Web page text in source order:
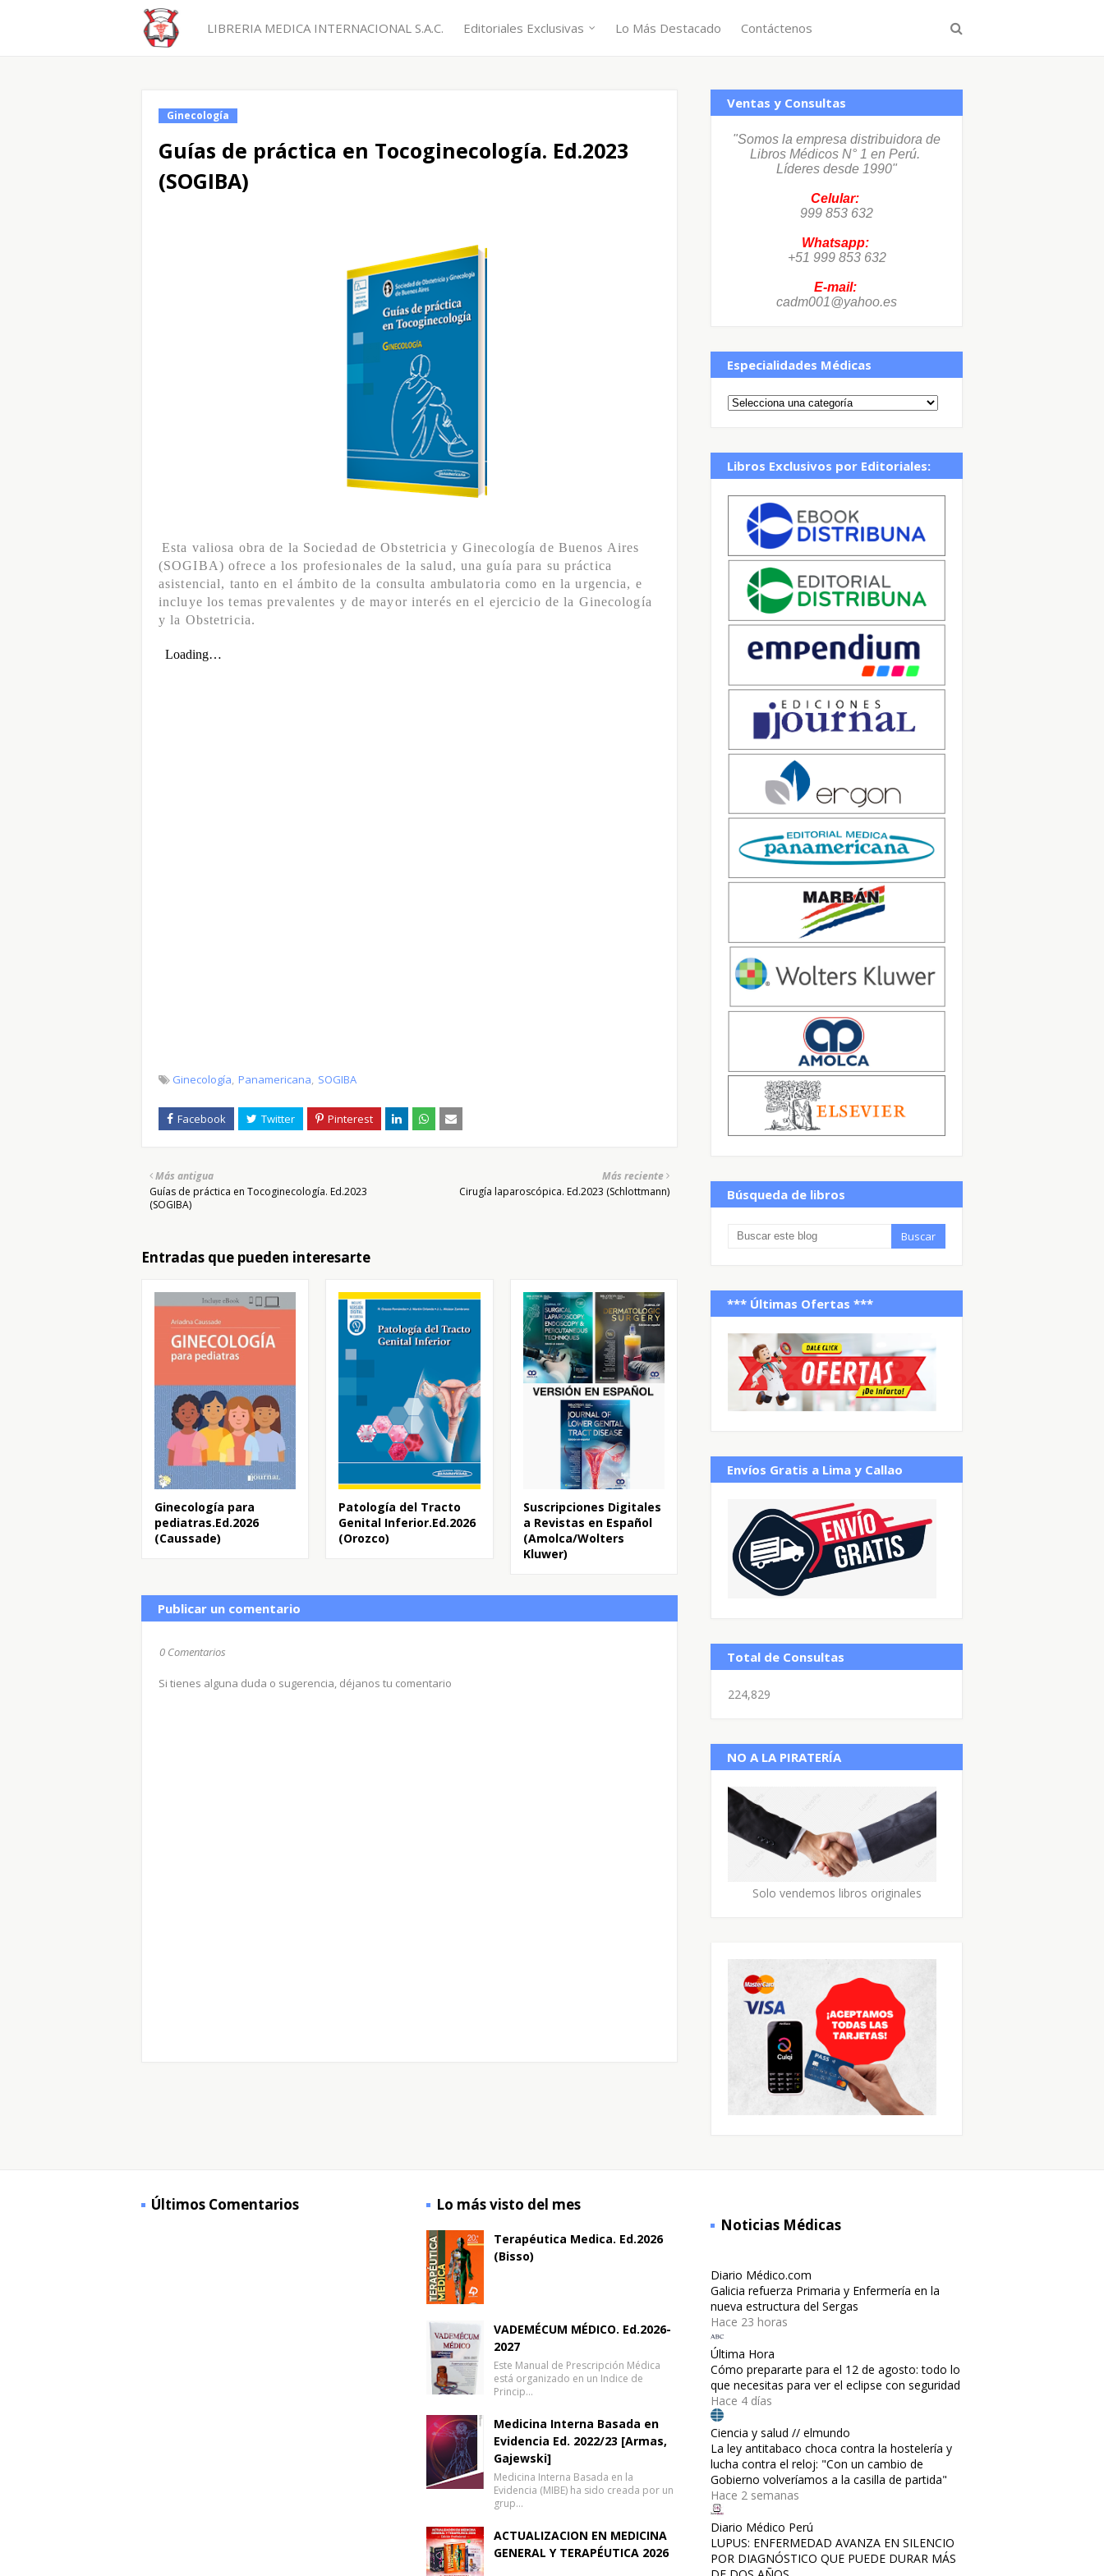
LIBRERIA MEDICA INTERNACIONAL S.A.C. Editoriales Exclusivas Lo Más Destacado Contáctenos
Ginecología
Guías de práctica en Tocoginecología. Ed.2023
(SOGIBA)
Esta valiosa obra de la Sociedad de Obstetricia y Ginecología de Buenos Aires
(SOGIBA) ofrece a los profesionales de la salud, una guía para su práctica
asistencial, tanto en el ámbito de la consulta ambulatoria como en la urgencia, e
incluye los temas prevalentes y de mayor interés en el ejercicio de la Ginecología
y la Obstetricia.
Ginecología Panamericana SOGIBA
Más reciente
Cirugía laparoscópica. Ed.2023 (Schlottmann)
Más antigua
Guías de práctica en Tocoginecología. Ed.2023
(SOGIBA)
Entradas que pueden interesarte
Ginecología para
pediatras.Ed.2026
(Caussade)
Patología del Tracto
Genital Inferior.Ed.2026
(Orozco)
Suscripciones Digitales
a Revistas en Español
(Amolca/Wolters
Kluwer)
Publicar un comentario
0 Comentarios
Si tienes alguna duda o sugerencia, déjanos tu comentario
Ventas y Consultas
"Somos la empresa distribuidora de
Libros Médicos N° 1 en Perú.
Líderes desde 1990"
Celular:
999 853 632
Whatsapp:
+51 999 853 632
E-mail:
cadm001@yahoo.es
Especialidades Médicas
Libros Exclusivos por Editoriales:
Búsqueda de libros
*** Últimas Ofertas ***
Envíos Gratis a Lima y Callao
Total de Consultas
224,829
NO A LA PIRATERÍA
Solo vendemos libros originales
Últimos Comentarios Lo más visto del mes
Terapéutica Medica. Ed.2026
(Bisso)
VADEMÉCUM MÉDICO. Ed.2026-
2027
Este Manual de Prescripción Médica
está organizado en un Indice de
Princip…
Medicina Interna Basada en
Evidencia Ed. 2022/23 [Armas,
Gajewski]
Medicina Interna Basada en la
Evidencia (MIBE) ha sido creada por un
grup…
ACTUALIZACION EN MEDICINA
GENERAL Y TERAPÉUTICA 2026
Noticias Médicas
Diario Médico.com
Galicia refuerza Primaria y Enfermería en la
nueva estructura del Sergas
Hace 23 horas
Última Hora
Cómo prepararte para el 12 de agosto: todo lo
que necesitas para ver el eclipse con seguridad
Hace 4 días
Ciencia y salud // elmundo
La ley antitabaco choca contra la hostelería y
lucha contra el reloj: "Con un cambio de
Gobierno volveríamos a la casilla de partida"
Hace 2 semanas
Diario Médico Perú
LUPUS: ENFERMEDAD AVANZA EN SILENCIO
POR DIAGNÓSTICO QUE PUEDE DURAR MÁS